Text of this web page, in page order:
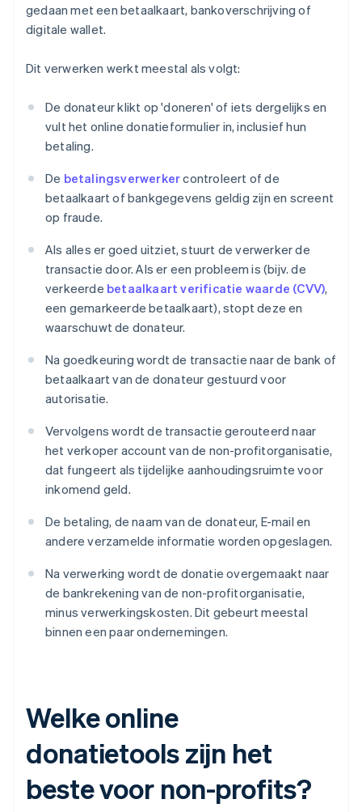
gedaan met een betaalkaart, bankoverschrijving of
digitale wallet.
Dit verwerken werkt meestal als volgt:
De donateur klikt op 'doneren' of iets dergelijks en
vult het online donatieformulier in, inclusief hun
betaling.
De betalingsverwerkercontroleert of de
betaalkaart of bankgegevens geldig zijn en screent
op fraude.
Als alles er goed uitziet, stuurt de verwerker de
transactie door. Als er een probleem is (bijv. de
verkeerde betaalkaart verificatie waarde (CVV),
een gemarkeerde betaalkaart), stopt deze en
waarschuwt de donateur.
Na goedkeuring wordt de transactie naar de bank of
betaalkaart van de donateur gestuurd voor
autorisatie.
Vervolgens wordt de transactie gerouteerd naar
het verkoper account van de non-profitorganisatie,
dat fungeert als tijdelijke aanhoudingsruimte voor
inkomend geld.
De betaling, de naam van de donateur, E-mail en
andere verzamelde informatie worden opgeslagen.
Na verwerking wordt de donatie overgemaakt naar
de bankrekening van de non-profitorganisatie,
minus verwerkingskosten. Dit gebeurt meestal
binnen een paar ondernemingen.
Welke online
donatietools zijn het
beste voor non-profits?